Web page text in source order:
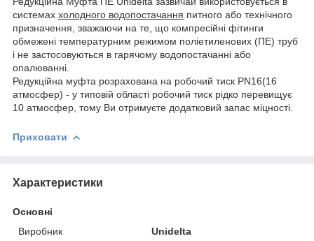
системах холодного водопостачання питного або технічного
призначення, зважаючи на те, що компресійні фітинги
обмежені температурним режимом поліетиленових (ПЕ) труб
і не застосовуються в гарячому водопостачанні або
опалюванні.
Редукційна муфта розрахована на робочий тиск PN16(16
атмосфер) - у типовій області робочий тиск рідко перевищує
10 атмосфер, тому Ви отримуєте додатковий запас міцності.
Приховати
Характеристики
Основні
Виробник
Unidelta